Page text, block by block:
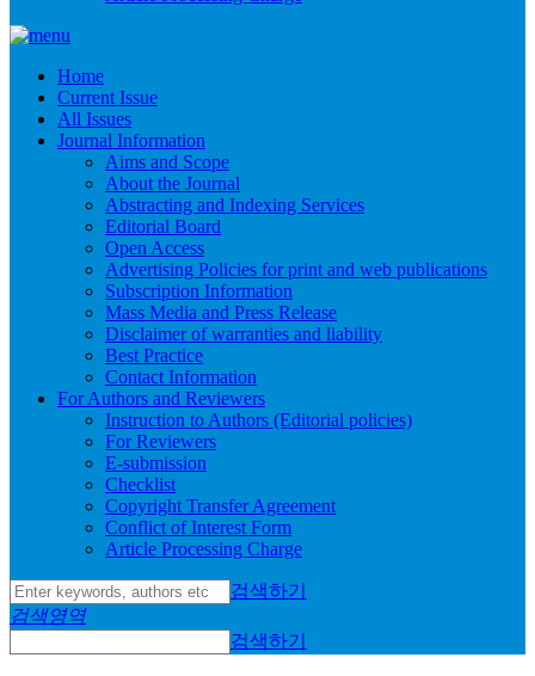
Home
Current Issue
All Issues
Journal Information
Aims and Scope
About the Journal
Abstracting and Indexing Services
Editorial Board
Open Access
Advertising Policies for print and web publications
Subscription Information
Mass Media and Press Release
Disclaimer of warranties and liability
Best Practice
Contact Information
For Authors and Reviewers
Instruction to Authors (Editorial policies)
For Reviewers
E-submission
Checklist
Copyright Transfer Agreement
Conflict of Interest Form
Article Processing Charge
검색하기
검색영역
검색하기